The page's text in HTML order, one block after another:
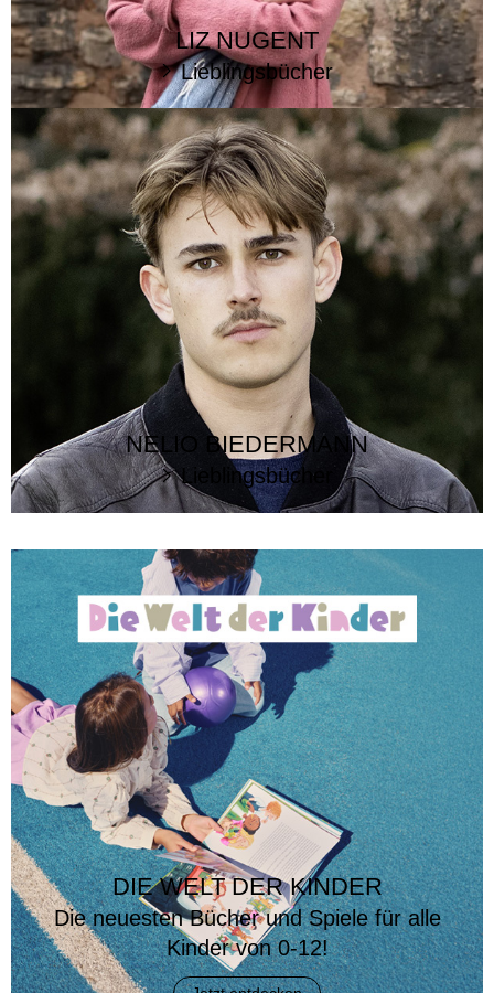
LIZ NUGENT
Lieblingsbücher
NELIO BIEDERMANN
Lieblingsbücher
DIE WELT DER KINDER
Die neuesten Bücher und Spiele für alle
Kinder von 0-12!